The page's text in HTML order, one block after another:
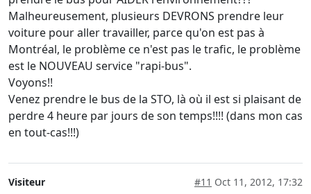
Malheureusement, plusieurs DEVRONS prendre leur
voiture pour aller travailler, parce qu'on est pas à
Montréal, le problème ce n'est pas le trafic, le problème
est le NOUVEAU service "rapi-bus".
Voyons!!
Venez prendre le bus de la STO, là où il est si plaisant de
perdre 4 heure par jours de son temps!!!! (dans mon cas
en tout-cas!!!)
Visiteur #11 Oct 11, 2012, 17:32